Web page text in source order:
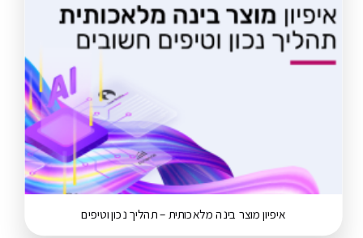
איפיון מוצר בינה מלאכותית – תהליך נכון וטיפים